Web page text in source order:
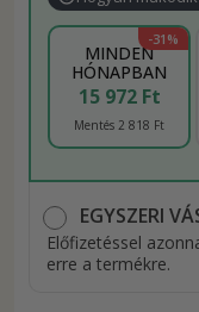
-31%
MINDEN
HÓNAPBAN
15 972 Ft
Mentés 2 818 Ft
EGYSZERI
Előfizetéssel
erre a termékre.